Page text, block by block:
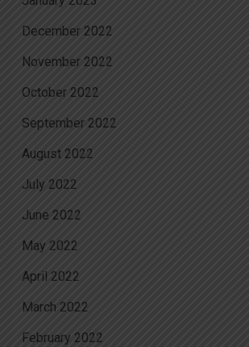
December 2022
November 2022
October 2022
September 2022
August 2022
July 2022
June 2022
May 2022
April 2022
March 2022
February 2022